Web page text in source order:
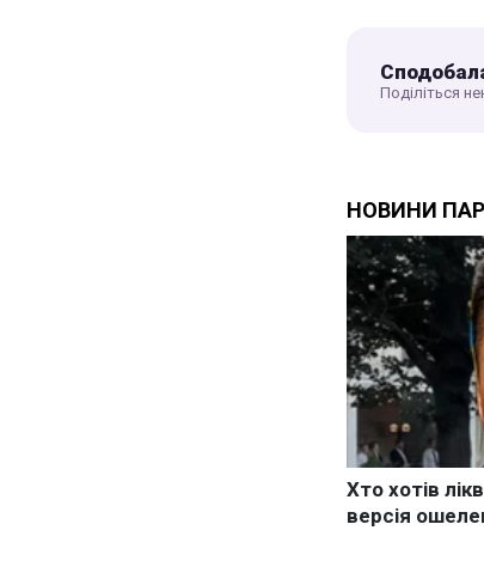
Поділіться